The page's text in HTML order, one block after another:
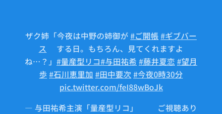
ザク姉「今夜は中野の姉御が #ご開帳 #ギブバー
ス する日。もちろん、見てくれますよ
ね…？」 #量産型リコ#与田祐希 #藤井夏恋 #望月
歩 #石川恵里加 #田中要次 #今夜0時30分
pic.twitter.com/feI88wBoJk
— 与田祐希主演「量産型リコ」🤖⚙ご視聴あり